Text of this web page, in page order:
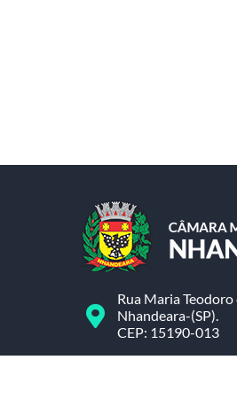
Rua Maria
Nhandeara-(SP).
CEP: 15190-013